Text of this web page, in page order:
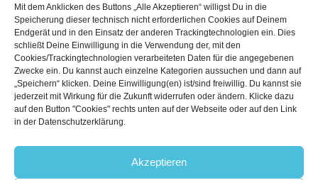
Mit dem Anklicken des Buttons „Alle Akzeptieren“ willigst Du in die
Speicherung dieser technisch nicht erforderlichen Cookies auf Deinem
Endgerät und in den Einsatz der anderen Trackingtechnologien ein. Dies
schließt Deine Einwilligung in die Verwendung der, mit den
Cookies/Trackingtechnologien verarbeiteten Daten für die angegebenen
Zwecke ein. Du kannst auch einzelne Kategorien aussuchen und dann auf
„Speichern“ klicken. Deine Einwilligung(en) ist/sind freiwillig. Du kannst sie
jederzeit mit Wirkung für die Zukunft widerrufen oder ändern. Klicke dazu
auf den Button "Cookies" rechts unten auf der Webseite oder auf den Link
in der Datenschutzerklärung.
Akzeptieren
Blogbeiträge